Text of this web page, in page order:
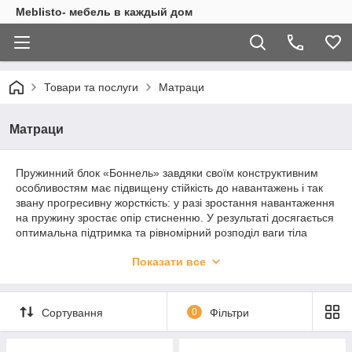
Meblisto- мебель в каждый дом
Товари та послуги Матраци
Матраци
Пружинний блок «Боннель» завдяки своїм конструктивним
особливостям має підвищену стійкість до навантажень і так
звану прогресивну жорсткість: у разі зростання навантаження
на пружину зростає опір стисненню. У результаті досягається
оптимальна підтримка та рівномірний розподіл ваги тіла
пружинним блоком зберігається природне положення хребта.
анатомічні властивості матраца. У цій конструкції кожна
пружина, попередньо стиснута на 20%, поміщається в
Показати все
Сортування 0 Фільтри